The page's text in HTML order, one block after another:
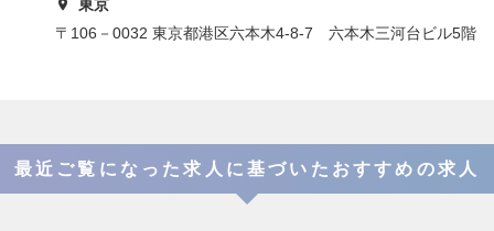
東京
〒106－0032 東京都港区六本木4-8-7 六本木三河台ビル5階
最近ご覧になった求人に基づいたおすすめの求人